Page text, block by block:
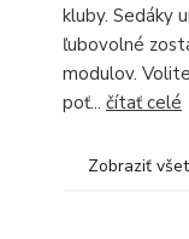
kluby. Sedáky
ľubovolné
modulov.
poť... čítať celé
Zobraziť